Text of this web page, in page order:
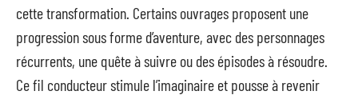
cette transformation. Certains ouvrages proposent une
progression sous forme d’aventure, avec des personnages
récurrents, une quête à suivre ou des épisodes à résoudre.
Ce fil conducteur stimule l’imaginaire et pousse à revenir